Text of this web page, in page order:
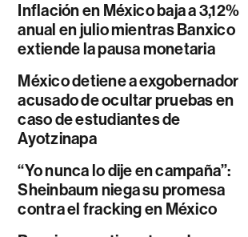
Inflación en México baja a 3,12%
anual en julio mientras Banxico
extiende la pausa monetaria
México detiene a exgobernador
acusado de ocultar pruebas en
caso de estudiantes de
Ayotzinapa
“Yo nunca lo dije en campaña”:
Sheinbaum niega su promesa
contra el fracking en México